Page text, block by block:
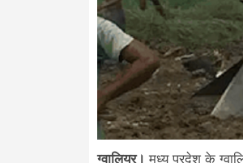
ग्वालियर। मध्य प्रदेश के